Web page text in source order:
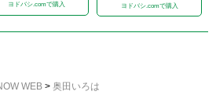
ヨドバシ.comで購入 ヨドバシ.comで購入
WEB> 奥田いろは